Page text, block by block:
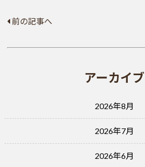
前の記事へ
アーカイブ
2026年8月
2026年7月
2026年6月